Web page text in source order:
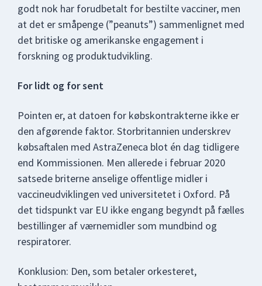
godt nok har forudbetalt for bestilte vacciner, men
at det er småpenge (”peanuts”) sammenlignet med
det britiske og amerikanske engagement i
forskning og produktudvikling.
For lidt og for sent
Pointen er, at datoen for købskontrakterne ikke er
den afgørende faktor. Storbritannien underskrev
købsaftalen med AstraZeneca blot én dag tidligere
end Kommissionen. Men allerede i februar 2020
satsede briterne anselige offentlige midler i
vaccineudviklingen ved universitetet i Oxford. På
det tidspunkt var EU ikke engang begyndt på fælles
bestillinger af værnemidler som mundbind og
respiratorer.
Konklusion: Den, som betaler orkesteret,